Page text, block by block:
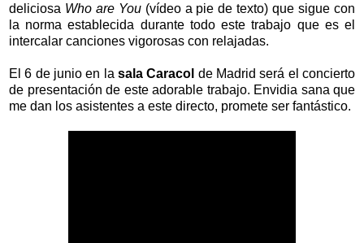
deliciosa Who are You (vídeo a pie de texto) que sigue con
la norma establecida durante todo este trabajo que es el
intercalar canciones vigorosas con relajadas.
El 6 de junio en la sala Caracol de Madrid será el concierto
de presentación de este adorable trabajo. Envidia sana que
me dan los asistentes a este directo, promete ser fantástico.